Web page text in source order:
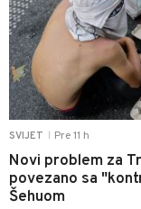
SVIJET Pre 11 h
Novi problem za
povezano sa
Šehuom